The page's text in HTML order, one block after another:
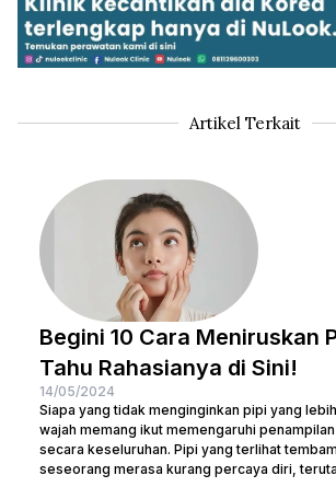
Artikel Terkait
Begini 10 Cara Meniruskan
Tahu Rahasianya di Sini!
14/05/2024
Siapa yang tidak menginginkan pipi yang
wajah memang ikut memengaruhi
secara keseluruhan. Pipi yang terlihat
seseorang merasa kurang percaya diri,